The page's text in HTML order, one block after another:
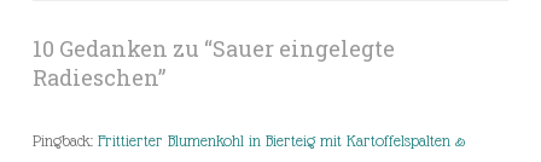
10 Gedanken zu “Sauer eingelegte
Radieschen”
Pingback: Frittierter Blumenkohl in Bierteig mit Kartoffelspalten &